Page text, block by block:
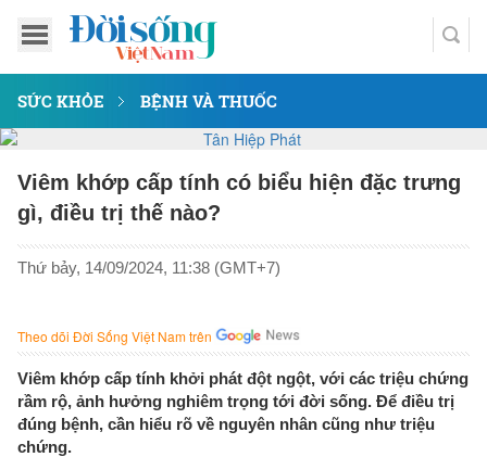
SỨC KHỎE BỆNH VÀ THUỐC
Viêm khớp cấp tính có biểu hiện đặc trưng
gì, điều trị thế nào?
Thứ bảy, 14/09/2024, 11:38 (GMT+7)
Theo dõi Đời Sống Việt Nam trên
Viêm khớp cấp tính khởi phát đột ngột, với các triệu chứng
rầm rộ, ảnh hưởng nghiêm trọng tới đời sống. Để điều trị
đúng bệnh, cần hiểu rõ về nguyên nhân cũng như triệu
chứng.